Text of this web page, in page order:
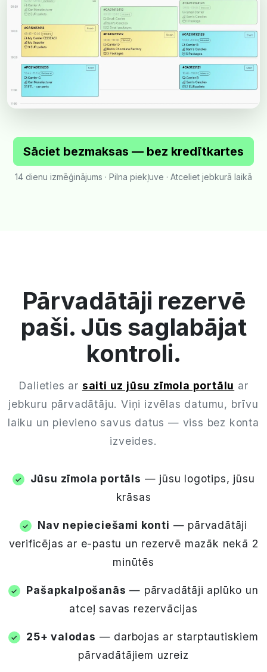
Sāciet bezmaksas — bez kredītkartes
14 dienu izmēģinājums · Pilna piekļuve · Atceliet jebkurā laikā
Pārvadātāji rezervē
paši. Jūs saglabājat
kontroli.
Dalieties ar saiti uz jūsu zīmola portālu ar
jebkuru pārvadātāju. Viņi izvēlas datumu, brīvu
laiku un pievieno savus datus — viss bez konta
izveides.
Jūsu zīmola portāls — jūsu logotips, jūsu
krāsas
Nav nepieciešami konti — pārvadātāji
verificējas ar e-pastu un rezervē mazāk nekā 2
minūtēs
Pašapkalpošanās — pārvadātāji aplūko un
atceļ savas rezervācijas
25+ valodas — darbojas ar starptautiskiem
pārvadātājiem uzreiz